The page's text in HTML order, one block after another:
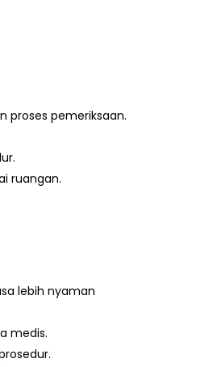
proses pemeriksaan.
ruangan.
lebih nyaman
medis.